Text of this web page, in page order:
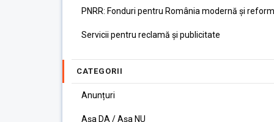
PNRR: Fonduri pentru România modernă și
Servicii pentru reclamă și publicitate
CATEGORII
Anunțuri
Așa DA / Așa NU